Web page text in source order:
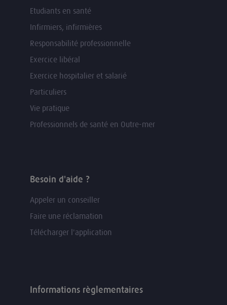
Etudiants en santé
Infirmiers, infirmières
Responsabilité professionnelle
Exercice libéral
Exercice hospitalier et salarié
Particuliers
Vie pratique
Professionnels de santé en Outre-mer
Besoin d'aide ?
Appeler un conseiller
Faire une réclamation
Télécharger l'application
Informations règlementaires